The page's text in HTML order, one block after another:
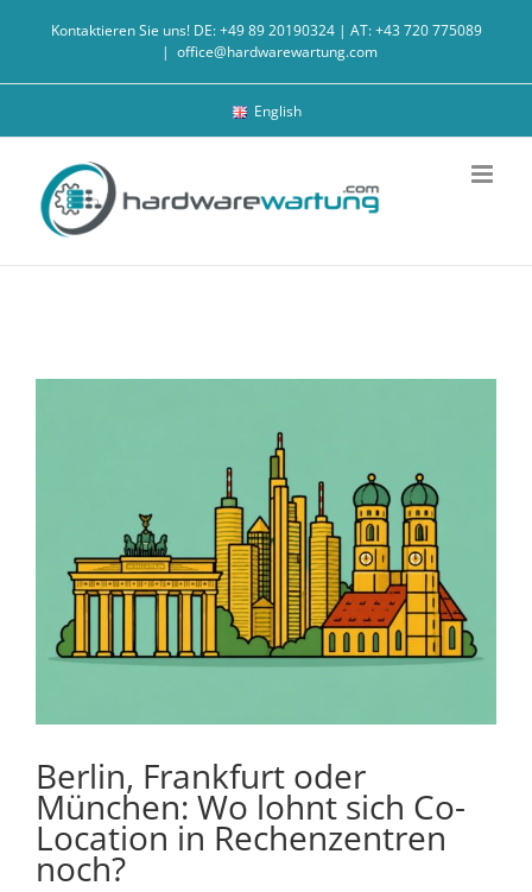
Kontaktieren Sie uns! DE: +49 89 20190324 | AT: +43 720 775089
| office@hardwarewartung.com
English
Berlin, Frankfurt oder
München: Wo lohnt sich Co-
Location in Rechenzentren
noch?